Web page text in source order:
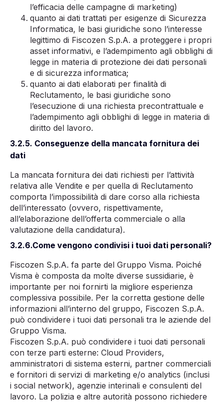
l’efficacia delle campagne di marketing)
quanto ai dati trattati per esigenze di Sicurezza
Informatica, le basi giuridiche sono l’interesse
legittimo di Fiscozen S.p.A. a proteggere i propri
asset informativi, e l’adempimento agli obblighi di
legge in materia di protezione dei dati personali
e di sicurezza informatica;
quanto ai dati elaborati per finalità di
Reclutamento, le basi giuridiche sono
l’esecuzione di una richiesta precontrattuale e
l’adempimento agli obblighi di legge in materia di
diritto del lavoro.
3.2.5. Conseguenze della mancata fornitura dei
dati
La mancata fornitura dei dati richiesti per l’attività
relativa alle Vendite e per quella di Reclutamento
comporta l’impossibilità di dare corso alla richiesta
dell’interessato (ovvero, rispettivamente,
all’elaborazione dell’offerta commerciale o alla
valutazione della candidatura).
3.2.6.Come vengono condivisi i tuoi dati personali?
Fiscozen S.p.A. fa parte del Gruppo Visma. Poiché
Visma è composta da molte diverse sussidiarie, è
importante per noi fornirti la migliore esperienza
complessiva possibile. Per la corretta gestione delle
informazioni all’interno del gruppo, Fiscozen S.p.A.
può condividere i tuoi dati personali tra le aziende del
Gruppo Visma.
Fiscozen S.p.A. può condividere i tuoi dati personali
con terze parti esterne: Cloud Providers,
amministratori di sistema esterni, partner commerciali
e fornitori di servizi di marketing e/o analytics (inclusi
i social network), agenzie interinali e consulenti del
lavoro. La polizia e altre autorità possono richiedere